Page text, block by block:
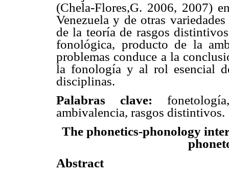
(Chela-Flores,G. 2006, 2007)
Venezuela y de otras
de la teoría de rasgos
fonológica, producto de la
problemas conduce a la
la fonología y al rol esencial
disciplinas.
Palabras clave:
ambivalencia, rasgos distintivos.
The phonetics-phonology
Abstract